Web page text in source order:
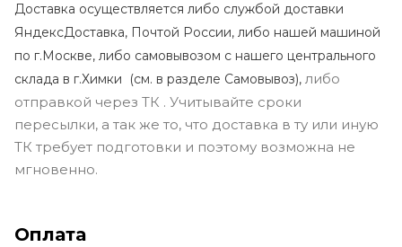
Доставка осуществляется либо службой доставки
ЯндексДоставка, Почтой России, либо нашей машиной
по г.Москве, либо самовывозом с нашего центрального
склада в г.Химки (см. в разделе Самовывоз), либо
отправкой через ТК . Учитывайте сроки
пересылки, а так же то, что доставка в ту или иную
ТК требует подготовки и поэтому возможна не
мгновенно.
Оплата